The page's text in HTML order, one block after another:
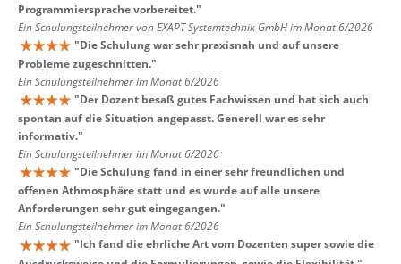
Programmiersprache vorbereitet."
Ein Schulungsteilnehmer von EXAPT Systemtechnik GmbH im Monat 6/2026
"Die Schulung war sehr praxisnah und auf unsere
Probleme zugeschnitten."
Ein Schulungsteilnehmer im Monat 6/2026
"Der Dozent besaß gutes Fachwissen und hat sich auch
spontan auf die Situation angepasst. Generell war es sehr
informativ."
Ein Schulungsteilnehmer im Monat 6/2026
"Die Schulung fand in einer sehr freundlichen und
offenen Athmosphäre statt und es wurde auf alle unsere
Anforderungen sehr gut eingegangen."
Ein Schulungsteilnehmer im Monat 6/2026
"Ich fand die ehrliche Art vom Dozenten super sowie die